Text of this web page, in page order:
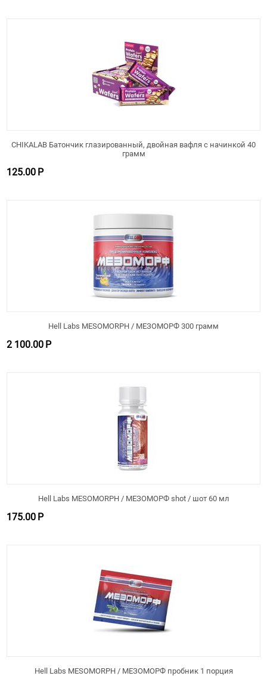
CHIKALAB Батончик глазированный, двойная вафля с начинкой 40
грамм
125.00 Р
Hell Labs MESOMORPH / МЕЗОМОРФ 300 грамм
2 100.00 Р
Hell Labs MESOMORPH / МЕЗОМОРФ shot / шот 60 мл
175.00 Р
Hell Labs MESOMORPH / МЕЗОМОРФ пробник 1 порция